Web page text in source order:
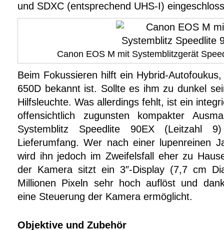
und SDXC (entsprechend UHS-I)
Canon EOS M mit Systemblitzgerät
Beim Fokussieren hilft ein Hybrid-
650D bekannt ist. Sollte es ihm zu dunkel
Hilfsleuchte. Was allerdings fehlt, ist ein
offensichtlich zugunsten kompakter
Systemblitz Speedlite 90EX (Leitzahl
Lieferumfang. Wer nach einer lupenreinen
wird ihn jedoch im Zweifelsfall eher zu
der Kamera sitzt ein 3″-Display (7,7 cm
Millionen Pixeln sehr hoch auflöst und
eine Steuerung der Kamera ermöglicht.
Objektive und Zubehör